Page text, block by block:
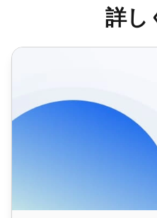
詳し
ヘルプデスク統合